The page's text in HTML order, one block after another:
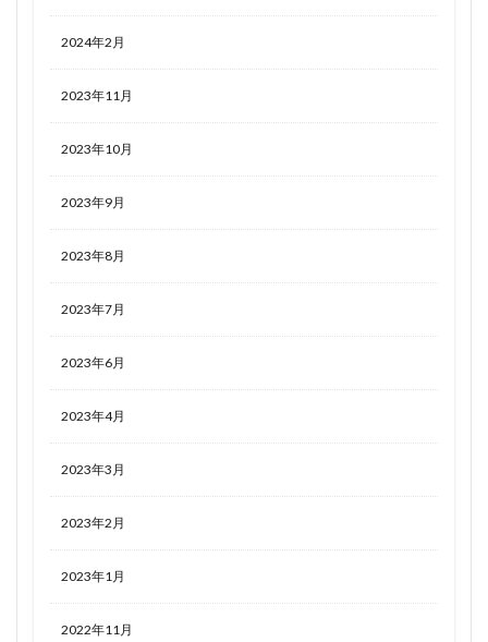
2024年2月
2023年11月
2023年10月
2023年9月
2023年8月
2023年7月
2023年6月
2023年4月
2023年3月
2023年2月
2023年1月
2022年11月